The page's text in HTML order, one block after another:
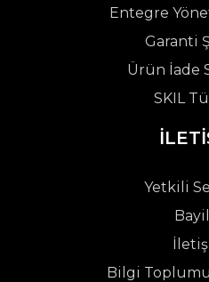
Entegre
Garanti
Ürün İade
SKIL
Yetkili
Bilgi